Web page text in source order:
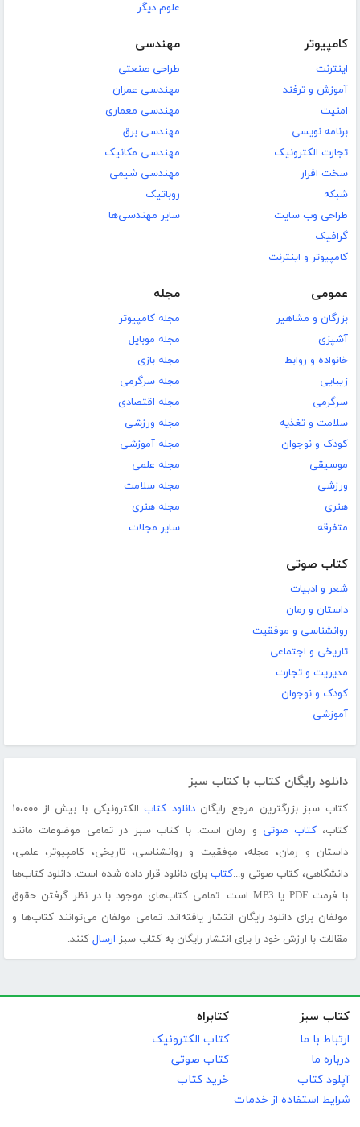
علوم دیگر
کامپیوتر
اینترنت
آموزش و ترفند
امنیت
برنامه نویسی
تجارت الکترونیک
سخت افزار
شبکه
طراحی وب سایت
گرافیک
کامپیوتر و اینترنت
مهندسی
طراحی صنعتی
مهندسی عمران
مهندسی معماری
مهندسی برق
مهندسی مکانیک
مهندسی شیمی
روباتیک
سایر مهندسی‌ها
عمومی
بزرگان و مشاهیر
آشپزی
خانواده و روابط
زیبایی
سرگرمی
سلامت و تغذیه
کودک و نوجوان
موسیقی
ورزشی
هنری
متفرقه
مجله
مجله کامپیوتر
مجله موبایل
مجله بازی
مجله سرگرمی
مجله اقتصادی
مجله ورزشی
مجله آموزشی
مجله علمی
مجله سلامت
مجله هنری
سایر مجلات
کتاب صوتی
شعر و ادبیات
داستان و رمان
روانشناسی و موفقیت
تاریخی و اجتماعی
مدیریت و تجارت
کودک و نوجوان
آموزشی
دانلود رایگان کتاب با کتاب سبز
کتاب سبز بزرگترین مرجع رایگاندانلود کتاب
الکترونیکی با بیش از ۱۰،۰۰۰
کتاب،کتاب صوتی و رمان است. با کتاب سبز در تمامی موضوعات مانند
داستان و رمان، مجله، موفقیت و روانشناسی، تاریخی، کامپیوتر، علمی،
دانشگاهی، کتاب صوتی و...کتاب برای دانلود قرار داده شده است. دانلود کتاب‌ها
با فرمت PDF یا MP3 است. تمامی کتاب‌های موجود با در نظر گرفتن حقوق
مولفان برای دانلود رایگان انتشار یافته‌اند. تمامی مولفان می‌توانند کتاب‌ها و
مقالات با ارزش خود را برای انتشار رایگان به کتاب سبز ارسال کنند.
کتاب سبز
ارتباط با ما
درباره ما
آپلود کتاب
شرایط استفاده از خدمات
کتابراه
کتاب الکترونیک
کتاب صوتی
خرید کتاب